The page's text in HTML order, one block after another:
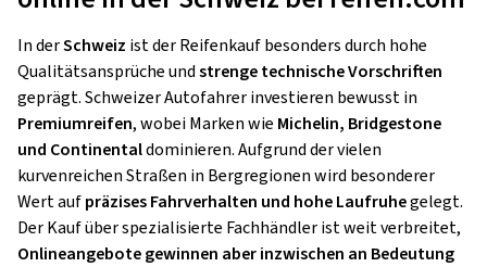
In derSchweiz ist der Reifenkauf besonders durch hohe
Qualitätsansprüche undstrenge technische Vorschriften
geprägt. Schweizer Autofahrer investieren bewusst in
Premiumreifen, wobei Marken wie Michelin, Bridgestone
und Continentaldominieren. Aufgrund der vielen
kurvenreichen Straßen in Bergregionen wird besonderer
Wert aufpräzises Fahrverhalten und hohe Laufruhegelegt.
Der Kauf über spezialisierte Fachhändler ist weit verbreitet,
Onlineangebote gewinnen aber inzwischen an Bedeutung